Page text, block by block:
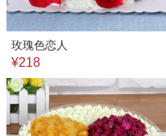
玫瑰色恋人
¥218